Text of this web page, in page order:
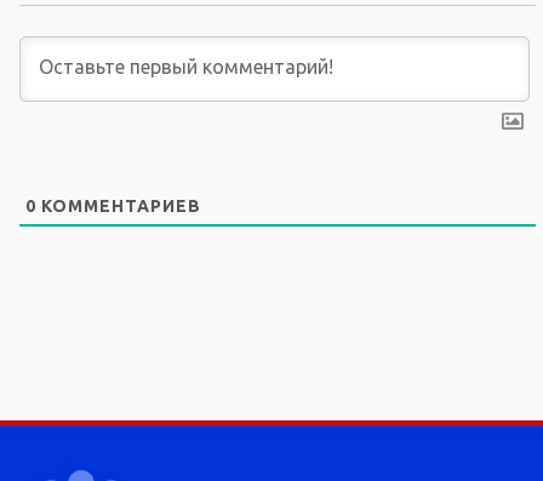
0 КОММЕНТАРИЕВ